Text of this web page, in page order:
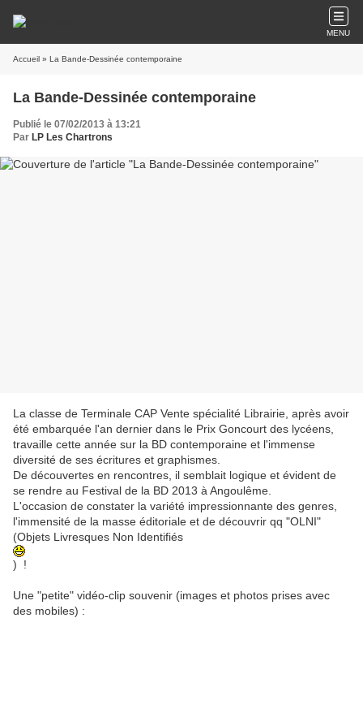
MENU
Accueil » La Bande-Dessinée contemporaine
La Bande-Dessinée contemporaine
Publié le 07/02/2013 à 13:21
Par LP Les Chartrons
La classe de Terminale CAP Vente spécialité Librairie, après avoir
été embarquée l'an dernier dans le Prix Goncourt des lycéens,
travaille cette année sur la BD contemporaine et l'immense
diversité de ses écritures et graphismes.
De découvertes en rencontres, il semblait logique et évident de
se rendre au Festival de la BD 2013 à Angoulême.
L'occasion de constater la variété impressionnante des genres,
l'immensité de la masse éditoriale et de découvrir qq "OLNI"
(Objets Livresques Non Identifiés
) !
Une "petite" vidéo-clip souvenir (images et photos prises avec
des mobiles) :